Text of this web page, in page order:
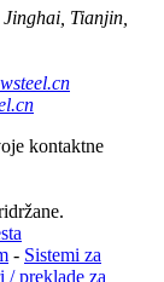
Tianjin,
kontaktne
- Sistemi za
/ preklade za